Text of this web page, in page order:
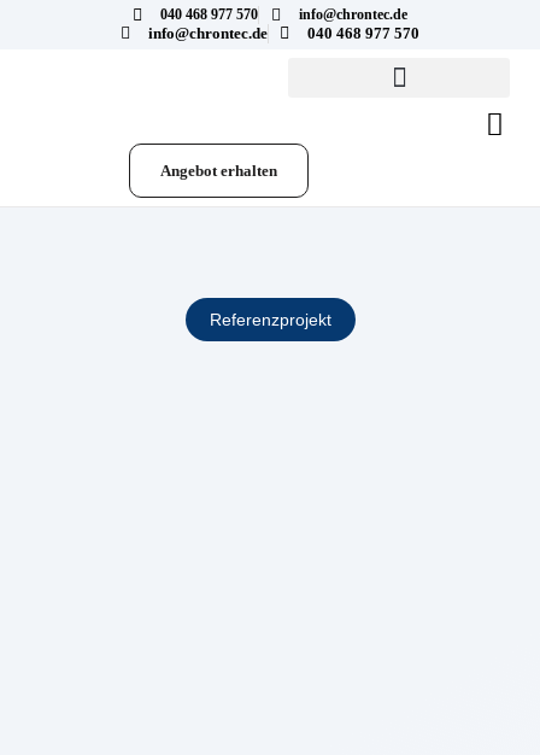
040 468 977 570 info@chrontec.de
info@chrontec.de 040 468 977 570
Angebot erhalten
Referenzprojekt